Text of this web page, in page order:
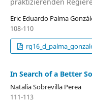
Eric Eduardo Palma
108-110
In Search of a Better
Natalia Sobrevilla Perea
111-113